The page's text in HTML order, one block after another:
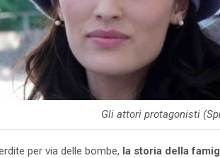
Gli attori protagonisti
per via delle bombe, la storia della